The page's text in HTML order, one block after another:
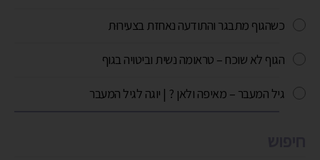
כשהגוף מתבגר והתודעה נאחזת בצעירוּת
הגוף לא שוכח – טראומה נשית וביטויה בגוף
גיל המעבר – מאיפה ולאן ? | יוגה לגיל המעבר